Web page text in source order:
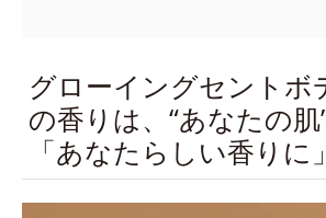
グローイングセントボ
の香りは、“あなたの肌
「あなたらしい香りに